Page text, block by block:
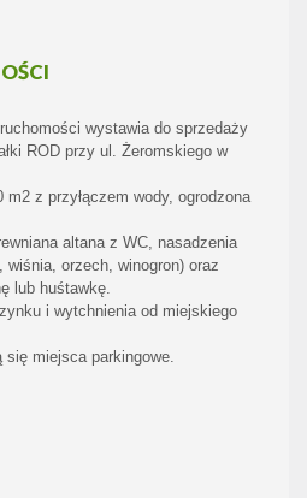
wystawia do sprzedaży
ROD przy ul. Żeromskiego w
m2 z przyłączem wody, ogrodzona
altana z WC, nasadzenia
wiśnia, orzech, winogron) oraz
lub huśtawkę.
i wytchnienia od miejskiego
się miejsca parkingowe.